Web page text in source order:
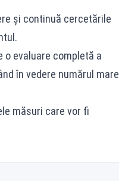
și continuă cercetările
o evaluare completă a
în vedere numărul mare
măsuri care vor fi